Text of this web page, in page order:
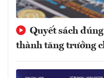
Quyết sách
thành tăng trưởng